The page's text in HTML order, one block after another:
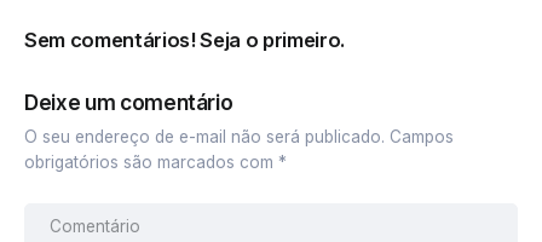
Sem comentários! Seja o primeiro.
Deixe um comentário
O seu endereço de e-mail não será publicado. Campos
obrigatórios são marcados com *